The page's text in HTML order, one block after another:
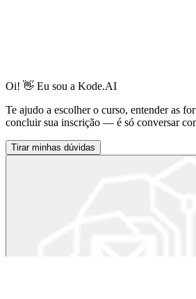
Oi! 👋 Eu sou a Kode.AI
Te ajudo a escolher o curso, entender as
concluir sua inscrição — é só conversar
Tirar minhas dúvidas